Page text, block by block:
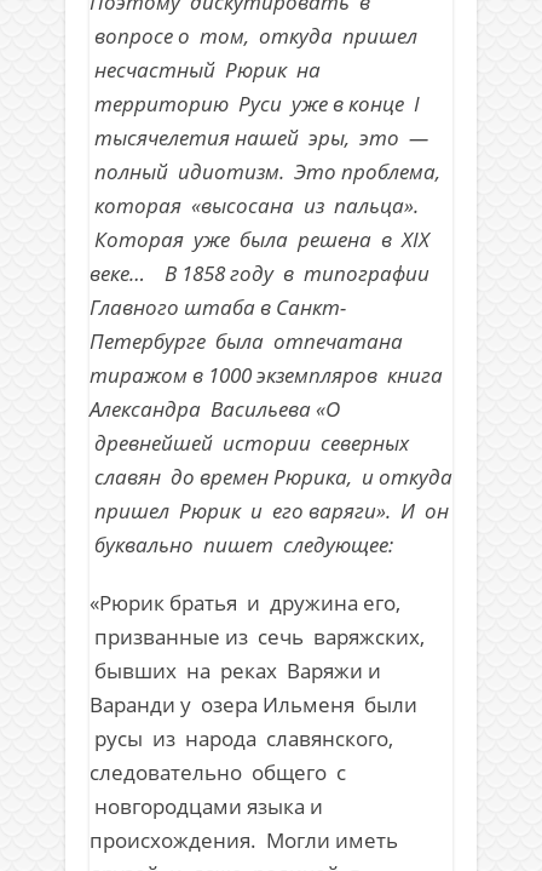
вопросе о том, откуда пришел
несчастный Рюрик на
территорию Руси уже в конце I
тысячелетия нашей эры, это —
полный идиотизм. Это проблема,
которая «высосана из пальца».
Которая уже была решена в XIX
веке… В 1858 году в типографии
Главного штаба в Санкт-
Петербурге была отпечатана
тиражом в 1000 экземпляров книга
Александра Васильева «О
древнейшей истории северных
славян до времен Рюрика, и откуда
пришел Рюрик и его варяги». И он
буквально пишет следующее:
«Рюрик братья и дружина его,
призванные из сечь варяжских,
бывших на реках Варяжи и
Варанди у озера Ильменя были
русы из народа славянского,
следовательно общего с
новгородцами языка и
происхождения. Могли иметь